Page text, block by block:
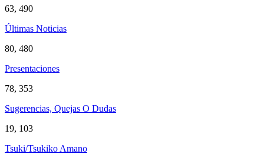
63, 490
Últimas Noticias
80, 480
Presentaciones
78, 353
Sugerencias, Quejas O Dudas
19, 103
Tsuki/Tsukiko Amano